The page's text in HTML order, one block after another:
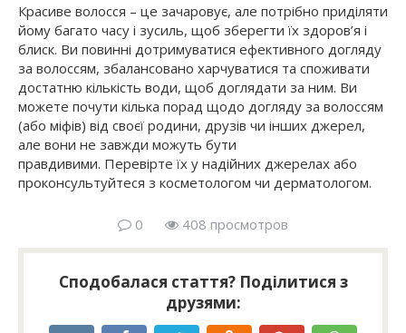
Красиве волосся – це зачаровує, але потрібно приділяти
йому багато часу і зусиль, щоб зберегти їх здоров’я і
блиск. Ви повинні дотримуватися ефективного догляду
за волоссям, збалансовано харчуватися та споживати
достатню кількість води, щоб доглядати за ним. Ви
можете почути кілька порад щодо догляду за волоссям
(або міфів) від своєї родини, друзів чи інших джерел,
але вони не завжди можуть бути
правдивими. Перевірте їх у надійних джерелах або
проконсультуйтеся з косметологом чи дерматологом.
0 408 просмотров
Сподобалася стаття? Поділитися з
друзями: